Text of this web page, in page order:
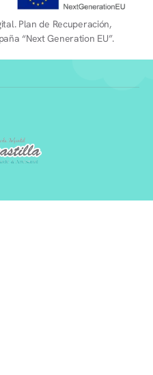
Plan de Recuperación,
“Next Generation EU”.